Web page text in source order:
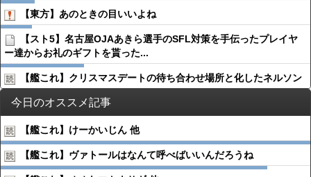
【東方】あのときの目いいよね
【スト5】名古屋OJAあきら選手のSFL対策を手伝ったプレイヤ
ー達からお礼のギフトを貰った...
【艦これ】クリスマスデートの待ち合わせ場所と化したネルソン
今日のオススメ記事
【艦これ】けーかいじん 他
【艦これ】ヴァトールはなんて呼べばいいんだろうね